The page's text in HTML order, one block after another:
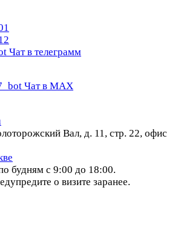
Чат в телеграмм
Чат в МАХ
Вал, д. 11, стр. 22, офис
будням с 9:00 до 18:00.
о визите заранее.